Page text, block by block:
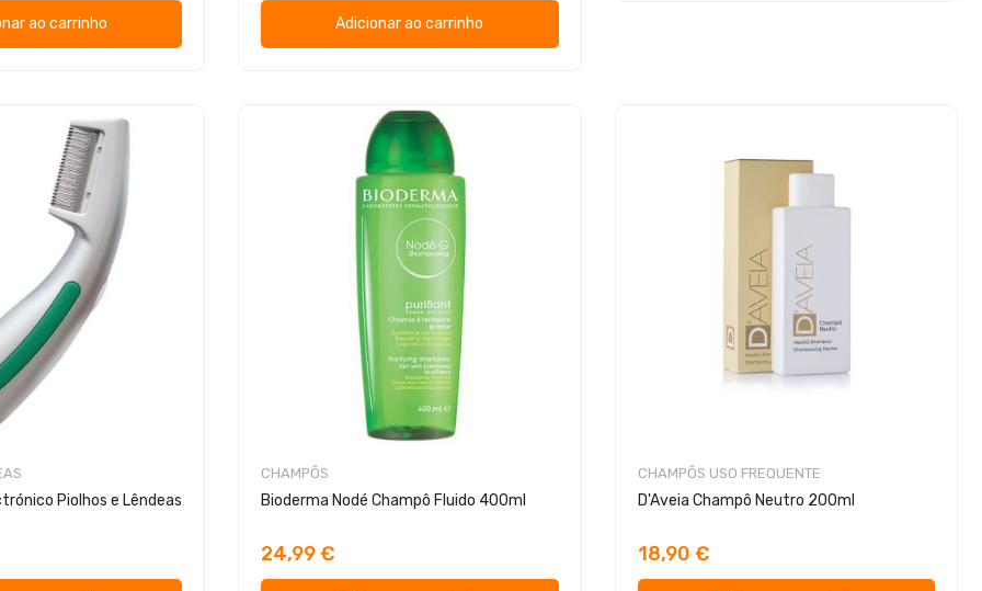
ao carrinho Adicionar ao carrinho
Piolhos e Lêndeas
CHAMPÔS
Bioderma Nodé Champô Fluido 400ml
24,99 €
CHAMPÔS USO FREQUENTE
D'Aveia Champô Neutro 200ml
18,90 €